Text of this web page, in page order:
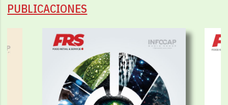
PUBLICACIONES